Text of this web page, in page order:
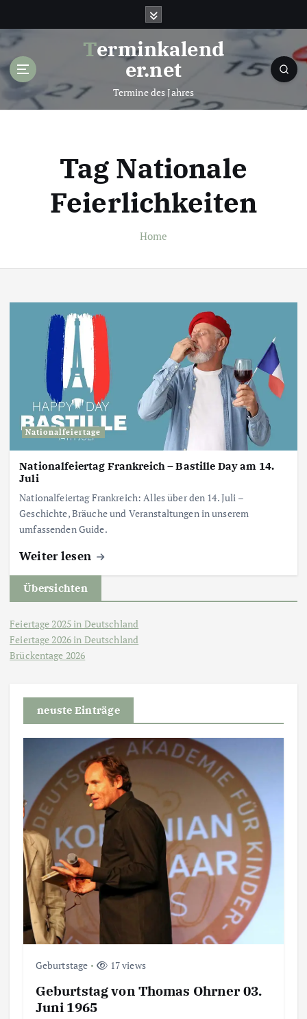
t
Terminkalend
er.net
Termine des Jahres
Tag Nationale
Feierlichkeiten
Home
Nationalfeiertage
Nationalfeiertag Frankreich – Bastille Day am 14.
Juli
Nationalfeiertag Frankreich: Alles über den 14. Juli –
Geschichte, Bräuche und Veranstaltungen in unserem
umfassenden Guide.
Weiter lesen
Übersichten
Feiertage 2025 in Deutschland
Feiertage 2026 in Deutschland
Brückentage 2026
neuste Einträge
Geburtstage 17 views
Geburtstag von Thomas Ohrner 03.
Juni 1965